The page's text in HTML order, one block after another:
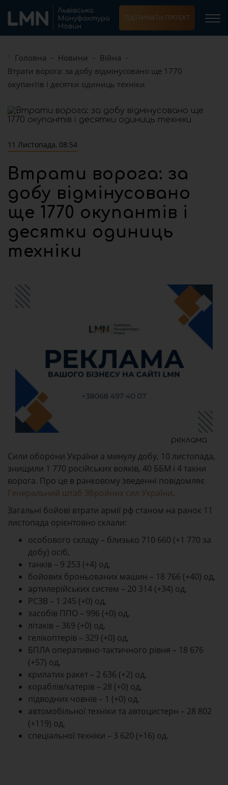
ПІДТРИМАТИ ПРОЕКТ
Головна Новини
Війна
Втрати ворога: за добу відмінусовано ще 1770
окупантів і десятки одиниць техніки
11 Листопада, 08:54
Втрати ворога: за
добу відмінусовано
ще 1770 окупантів і
десятки одиниць
техніки
реклама
Сили оборони України а минулу добу, 10 листопада,
знищили 1 770 російських вояків, 40 ББМ і 4 такни
ворога. Про це в ранковому зведенні повідомляє
Генеральний штаб Збройних сил України.
Загальні бойові втрати армії рф станом на ранок 11
листопада орієнтовно склали:
особового складу – близько 710 660 (+1 770 за
добу) осіб,
танків – 9 253 (+4) од,
бойових броньованих машин – 18 766 (+40) од,
артилерійських систем – 20 314 (+34) од,
РСЗВ – 1 245 (+0) од,
засобів ППО – 996 (+0) од,
літаків – 369 (+0) од,
гелікоптерів – 329 (+0) од,
БПЛА оперативно-тактичного рівня – 18 676
(+57) од,
крилатих ракет – 2 636 (+2) од,
кораблів/катерів – 28 (+0) од,
підводних човнів – 1 (+0) од,
автомобільної техніки та автоцистерн – 28 802
(+119) од,
спеціальної техніки – 3 620 (+16) од.